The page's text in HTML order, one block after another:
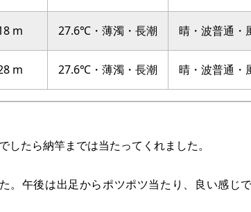
m 27.6℃・薄濁・長潮 晴・波普通・
m 27.6℃・薄濁・長潮 晴・波普通・
たら納竿までは当たってくれました。
。午後は出足からポツポツ当たり、良い感じ